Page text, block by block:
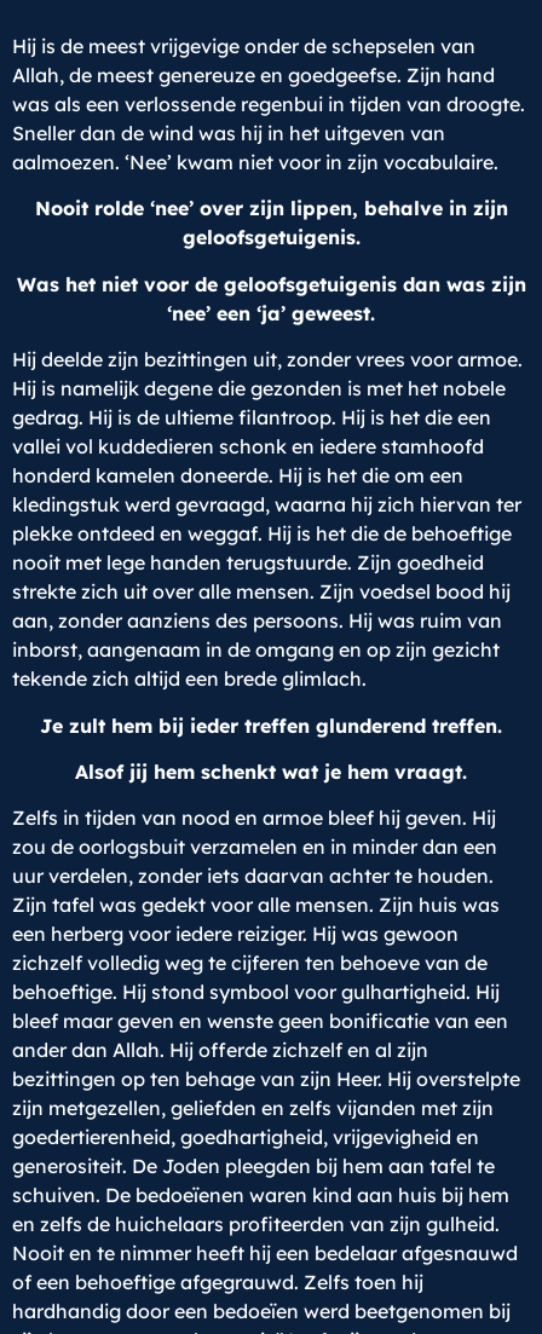
Hij is de meest vrijgevige onder de schepselen van
Allah, de meest genereuze en goedgeefse. Zijn hand
was als een verlossende regenbui in tijden van droogte.
Sneller dan de wind was hij in het uitgeven van
aalmoezen. ‘Nee’ kwam niet voor in zijn vocabulaire.
Nooit rolde ‘nee’ over zijn lippen, behalve in zijn
geloofsgetuigenis.
Was het niet voor de geloofsgetuigenis dan was zijn
‘nee’ een ‘ja’ geweest.
Hij deelde zijn bezittingen uit, zonder vrees voor armoe.
Hij is namelijk degene die gezonden is met het nobele
gedrag. Hij is de ultieme filantroop. Hij is het die een
vallei vol kuddedieren schonk en iedere stamhoofd
honderd kamelen doneerde. Hij is het die om een
kledingstuk werd gevraagd, waarna hij zich hiervan ter
plekke ontdeed en weggaf. Hij is het die de behoeftige
nooit met lege handen terugstuurde. Zijn goedheid
strekte zich uit over alle mensen. Zijn voedsel bood hij
aan, zonder aanziens des persoons. Hij was ruim van
inborst, aangenaam in de omgang en op zijn gezicht
tekende zich altijd een brede glimlach.
Je zult hem bij ieder treffen glunderend treffen.
Alsof jij hem schenkt wat je hem vraagt.
Zelfs in tijden van nood en armoe bleef hij geven. Hij
zou de oorlogsbuit verzamelen en in minder dan een
uur verdelen, zonder iets daarvan achter te houden.
Zijn tafel was gedekt voor alle mensen. Zijn huis was
een herberg voor iedere reiziger. Hij was gewoon
zichzelf volledig weg te cijferen ten behoeve van de
behoeftige. Hij stond symbool voor gulhartigheid. Hij
bleef maar geven en wenste geen bonificatie van een
ander dan Allah. Hij offerde zichzelf en al zijn
bezittingen op ten behage van zijn Heer. Hij overstelpte
zijn metgezellen, geliefden en zelfs vijanden met zijn
goedertierenheid, goedhartigheid, vrijgevigheid en
generositeit. De Joden pleegden bij hem aan tafel te
schuiven. De bedoeïenen waren kind aan huis bij hem
en zelfs de huichelaars profiteerden van zijn gulheid.
Nooit en te nimmer heeft hij een bedelaar afgesnauwd
of een behoeftige afgegrauwd. Zelfs toen hij
hardhandig door een bedoeïen werd beetgenomen bij